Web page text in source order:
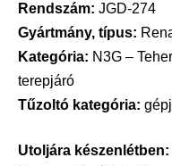
Rendszám: JGD-274
Gyártmány, típus:
Kategória: N3G –
terepjáró
Tűzoltó kategória:
Utoljára készenlétben: